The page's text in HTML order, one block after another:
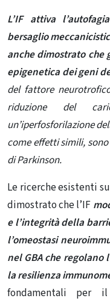
L’IF attiva
bersaglio
anche dimostrato che
epigenetica dei geni
del fattore
riduzione del
un’iperfosforilazione
come effetti simili,
di Parkinson.
Le ricerche esistenti
dimostrato che l’IF
e l’integrità della
l’omeostasi
nel GBA che
la resilienza
fondamentali per